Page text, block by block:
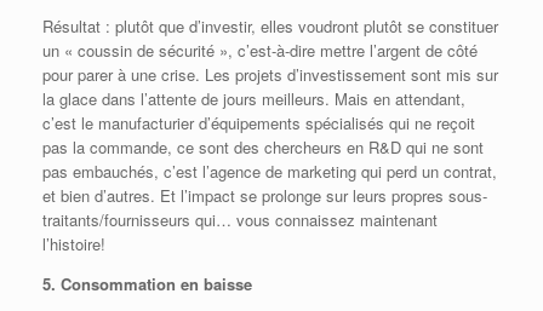
Résultat : plutôt que d’investir, elles voudront plutôt se constituer
un « coussin de sécurité », c’est-à-dire mettre l’argent de côté
pour parer à une crise. Les projets d’investissement sont mis sur
la glace dans l’attente de jours meilleurs. Mais en attendant,
c’est le manufacturier d’équipements spécialisés qui ne reçoit
pas la commande, ce sont des chercheurs en R&D qui ne sont
pas embauchés, c’est l’agence de marketing qui perd un contrat,
et bien d’autres. Et l’impact se prolonge sur leurs propres sous-
traitants/fournisseurs qui… vous connaissez maintenant
l’histoire!
5. Consommation en baisse